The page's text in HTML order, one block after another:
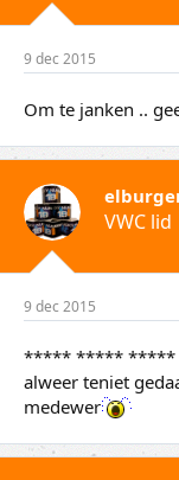
9 dec 2015
Om te janken ..
VWC lid
9 dec 2015
***** ***** *****
alweer teniet
medewer